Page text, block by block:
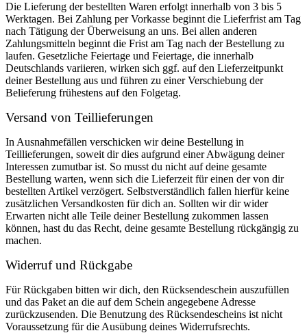
Die Lieferung der bestellten Waren erfolgt innerhalb von 3 bis 5
Werktagen. Bei Zahlung per Vorkasse beginnt die Lieferfrist am Tag
nach Tätigung der Überweisung an uns. Bei allen anderen
Zahlungsmitteln beginnt die Frist am Tag nach der Bestellung zu
laufen. Gesetzliche Feiertage und Feiertage, die innerhalb
Deutschlands variieren, wirken sich ggf. auf den Lieferzeitpunkt
deiner Bestellung aus und führen zu einer Verschiebung der
Belieferung frühestens auf den Folgetag.
Versand von Teillieferungen
In Ausnahmefällen verschicken wir deine Bestellung in
Teillieferungen, soweit dir dies aufgrund einer Abwägung deiner
Interessen zumutbar ist. So musst du nicht auf deine gesamte
Bestellung warten, wenn sich die Lieferzeit für einen der von dir
bestellten Artikel verzögert. Selbstverständlich fallen hierfür keine
zusätzlichen Versandkosten für dich an. Sollten wir dir wider
Erwarten nicht alle Teile deiner Bestellung zukommen lassen
können, hast du das Recht, deine gesamte Bestellung rückgängig zu
machen.
Widerruf und Rückgabe
Für Rückgaben bitten wir dich, den Rücksendeschein auszufüllen
und das Paket an die auf dem Schein angegebene Adresse
zurückzusenden. Die Benutzung des Rücksendescheins ist nicht
Voraussetzung für die Ausübung deines Widerrufsrechts.